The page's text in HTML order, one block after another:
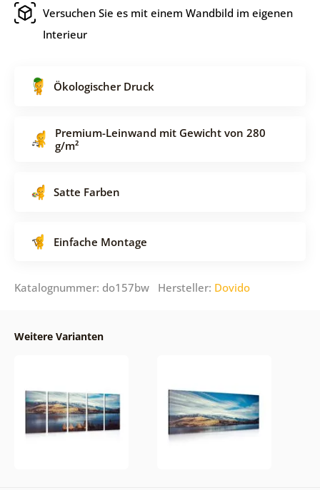
Versuchen Sie es mit einem Wandbild im eigenen
Interieur
Ökologischer Druck
Premium-Leinwand mit Gewicht von 280
g/m²
Satte Farben
Einfache Montage
Katalognummer: do157bw Hersteller: Dovido
Weitere Varianten